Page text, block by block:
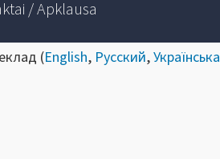
/ Apklausa
(English, Русский,Українська